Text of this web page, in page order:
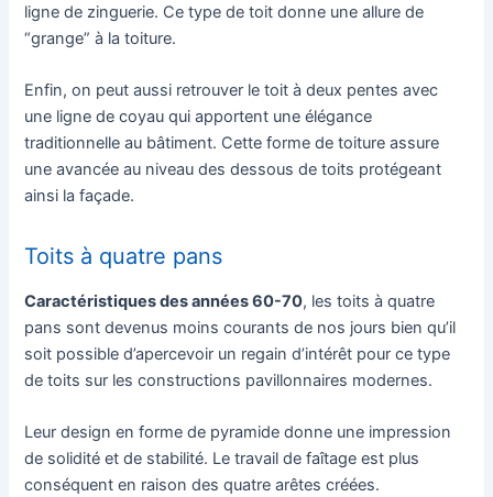
ligne de zinguerie. Ce type de toit donne une allure de
“grange” à la toiture.
Enfin, on peut aussi retrouver le toit à deux pentes avec
une ligne de coyau qui apportent une élégance
traditionnelle au bâtiment. Cette forme de toiture assure
une avancée au niveau des dessous de toits protégeant
ainsi la façade.
Toits à quatre pans
Caractéristiques des années 60-70, les toits à quatre
pans sont devenus moins courants de nos jours bien qu’il
soit possible d’apercevoir un regain d’intérêt pour ce type
de toits sur les constructions pavillonnaires modernes.
Leur design en forme de pyramide donne une impression
de solidité et de stabilité. Le travail de faîtage est plus
conséquent en raison des quatre arêtes créées.